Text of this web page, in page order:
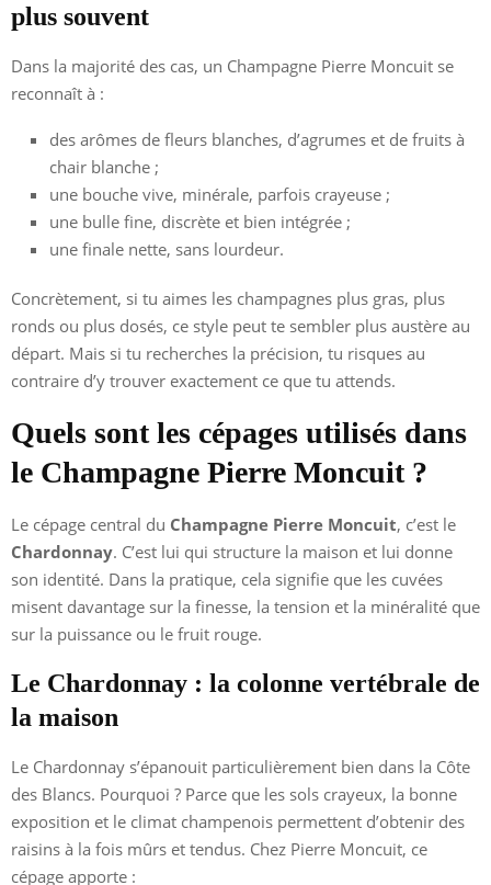
plus souvent
Dans la majorité des cas, un Champagne Pierre Moncuit se
reconnaît à :
des arômes de fleurs blanches, d’agrumes et de fruits à
chair blanche ;
une bouche vive, minérale, parfois crayeuse ;
une bulle fine, discrète et bien intégrée ;
une finale nette, sans lourdeur.
Concrètement, si tu aimes les champagnes plus gras, plus
ronds ou plus dosés, ce style peut te sembler plus austère au
départ. Mais si tu recherches la précision, tu risques au
contraire d’y trouver exactement ce que tu attends.
Quels sont les cépages utilisés dans
le Champagne Pierre Moncuit ?
Le cépage central du Champagne Pierre Moncuit, c’est le
Chardonnay. C’est lui qui structure la maison et lui donne
son identité. Dans la pratique, cela signifie que les cuvées
misent davantage sur la finesse, la tension et la minéralité que
sur la puissance ou le fruit rouge.
Le Chardonnay : la colonne vertébrale de
la maison
Le Chardonnay s’épanouit particulièrement bien dans la Côte
des Blancs. Pourquoi ? Parce que les sols crayeux, la bonne
exposition et le climat champenois permettent d’obtenir des
raisins à la fois mûrs et tendus. Chez Pierre Moncuit, ce
cépage apporte :